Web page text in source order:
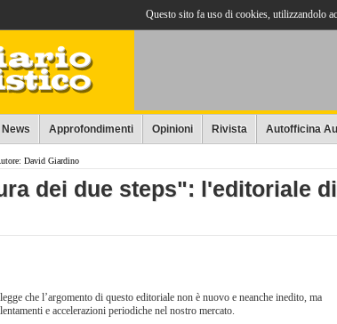
News Approfondimenti Opinioni Rivista Autofficina
David Giardino
dei due steps": l'editoriale
che l’argomento di questo editoriale non è nuovo e neanche inedito, ma
e accelerazioni periodiche nel nostro mercato.
Questo sito fa uso di cookies, utilizzandolo